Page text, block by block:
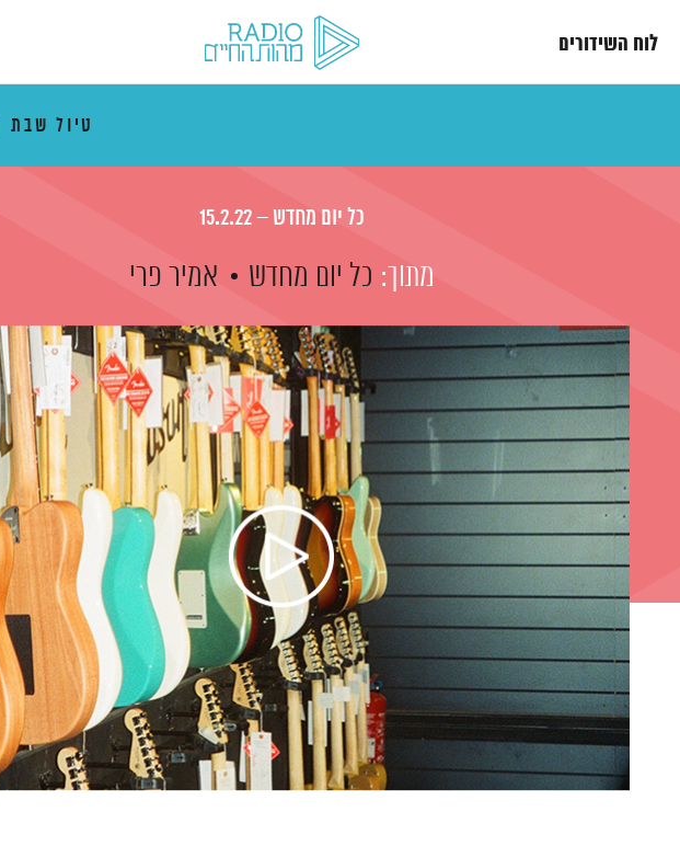
לוח השידורים
טיול שבת
כל יום מחדש – 15.2.22
מתוך: כל יום מחדש אמיר פרי